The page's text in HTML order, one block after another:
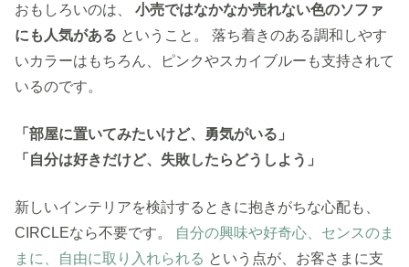
おもしろいのは、 小売ではなかなか売れない色のソファ
にも人気がある ということ。 落ち着きのある調和しやす
いカラーはもちろん、ピンクやスカイブルーも支持されて
いるのです。
「部屋に置いてみたいけど、勇気がいる」
「自分は好きだけど、失敗したらどうしよう」
新しいインテリアを検討するときに抱きがちな心配も、
CIRCLEなら不要です。
自分の興味や好奇心、センスのま
まに、自由に取り入れられる という点が、お客さまに支